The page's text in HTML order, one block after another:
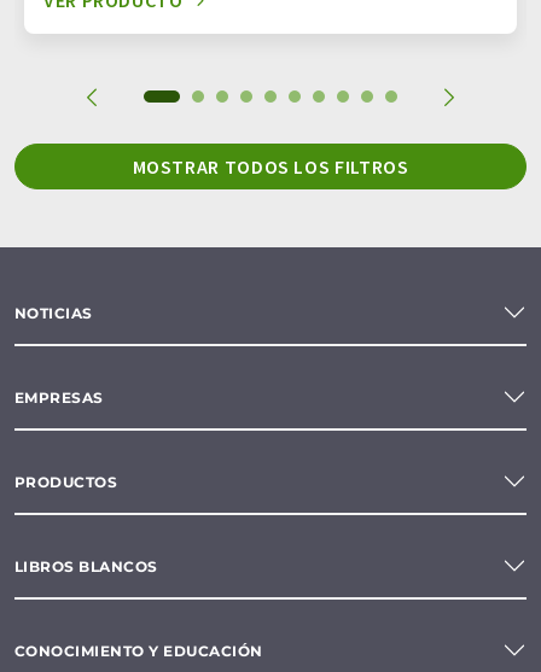
MOSTRAR TODOS LOS FILTROS
NOTICIAS
EMPRESAS
PRODUCTOS
LIBROS BLANCOS
CONOCIMIENTO Y EDUCACIÓN